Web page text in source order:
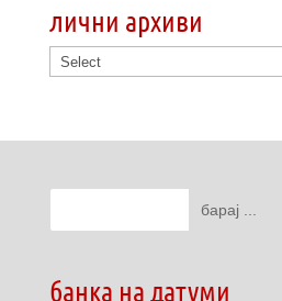
лични архиви
банка на датуми